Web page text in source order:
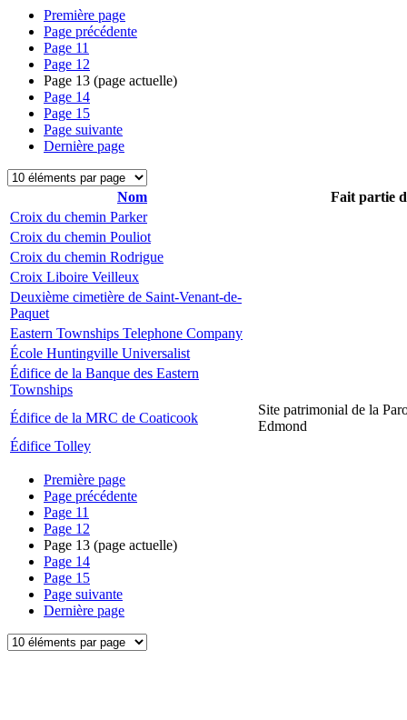
Première page
Page précédente
Page 11
Page 12
Page 13 (page actuelle)
Page 14
Page 15
Page suivante
Dernière page
Nom
Fait partie
Croix du chemin Parker
Croix du chemin Pouliot
Croix du chemin Rodrigue
Croix Liboire Veilleux
Deuxième cimetière de Saint-Venant-de-
Paquet
Eastern Townships Telephone Company
École Huntingville Universalist
Édifice de la Banque des Eastern
Townships
Édifice de la MRC de Coaticook
Site patrimonial de la
Edmond
Édifice Tolley
Première page
Page précédente
Page 11
Page 12
Page 13 (page actuelle)
Page 14
Page 15
Page suivante
Dernière page